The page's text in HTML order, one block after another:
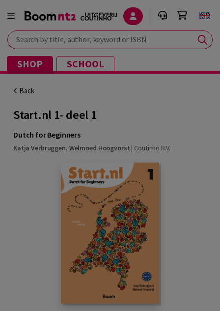
Search by title, author, keyword or ISBN
SHOP SCHOOL
Back
Start.nl 1- deel 1
Dutch for Beginners
Katja Verbruggen, Welmoed Hoogvorst | Coutinho B.V.